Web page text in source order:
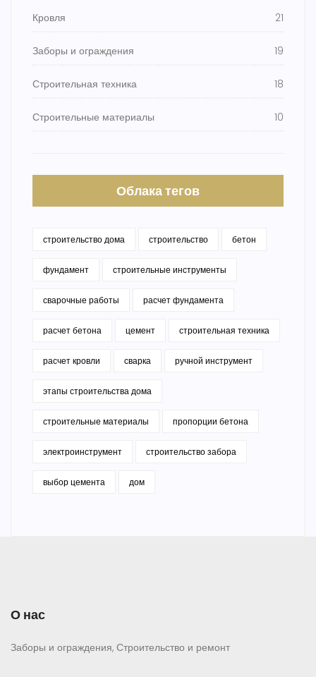
Кровля 21
Заборы и ограждения 19
Строительная техника 18
Строительные материалы 10
Облака тегов
строительство дома строительство бетон
фундамент строительные инструменты
сварочные работы расчет фундамента
расчет бетона цемент строительная техника
расчет кровли сварка ручной инструмент
этапы строительства дома
строительные материалы пропорции бетона
электроинструмент строительство забора
выбор цемента дом
О нас
Заборы и ограждения, Строительство и ремонт